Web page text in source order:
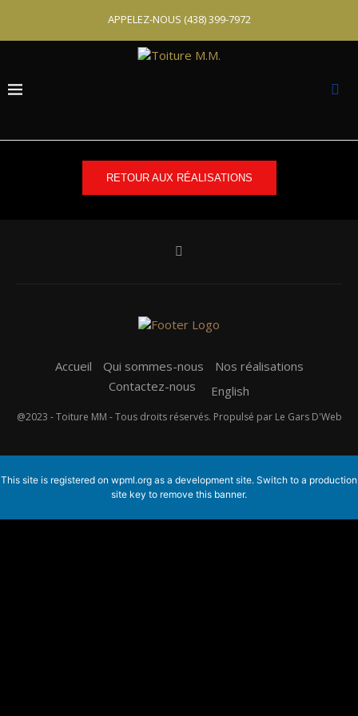
APPELEZ-NOUS (438) 399-7972
RETOUR AUX RÉALISATIONS
Accueil Qui sommes-nous
Nos réalisations
Contactez-nous
English
@2023 - Toiture MM - Tous droits réservés. Propulsé par Le Gars D'Web
This site is registered on wpml.org as a development site. Switch to a production
site key to remove this banner.